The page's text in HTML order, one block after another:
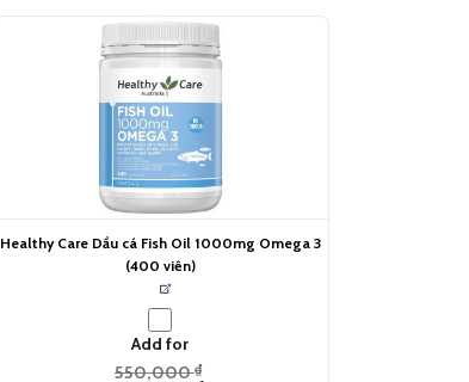
Healthy Care Dầu cá Fish Oil 1000mg Omega 3
(400 viên)
Add for
550,000₫